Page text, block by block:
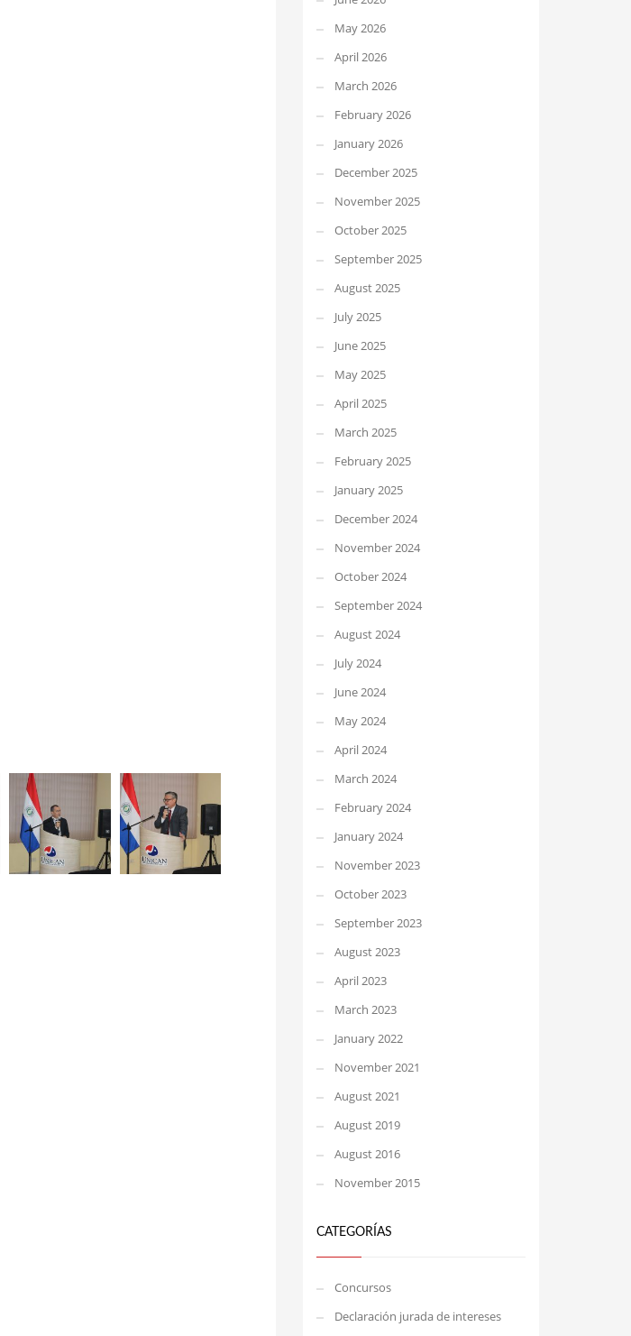
May 2026
April 2026
March 2026
February 2026
January 2026
December 2025
November 2025
October 2025
September 2025
August 2025
July 2025
June 2025
May 2025
April 2025
March 2025
February 2025
January 2025
December 2024
November 2024
October 2024
September 2024
August 2024
July 2024
June 2024
May 2024
April 2024
March 2024
February 2024
January 2024
November 2023
October 2023
September 2023
August 2023
April 2023
March 2023
January 2022
November 2021
August 2021
August 2019
August 2016
November 2015
CATEGORÍAS
Concursos
Declaración jurada de intereses